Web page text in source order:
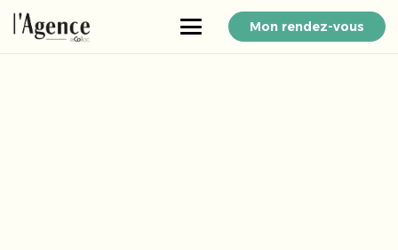
Mon rendez-vous